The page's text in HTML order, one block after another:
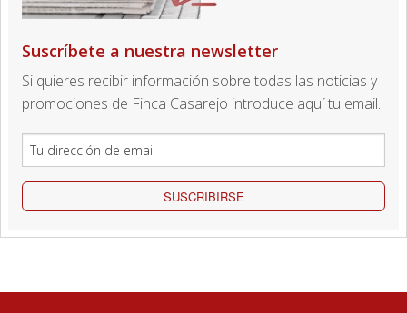
Suscríbete a nuestra newsletter
Si quieres recibir información sobre todas las noticias y
promociones de Finca Casarejo introduce aquí tu email.
SUSCRIBIRSE